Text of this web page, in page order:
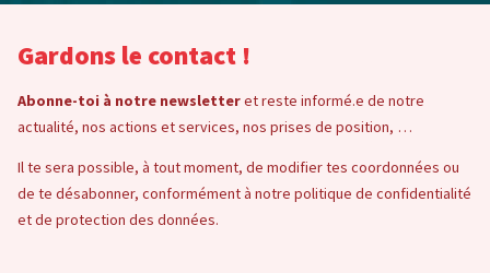
Gardons le contact !
Abonne-toi à notre newsletteret reste informé.e de notre
actualité, nos actions et services, nos prises de position, …
Il te sera possible, à tout moment, de modifier tes coordonnées ou
de te désabonner, conformément à notre politique de confidentialité
et de protection des données.